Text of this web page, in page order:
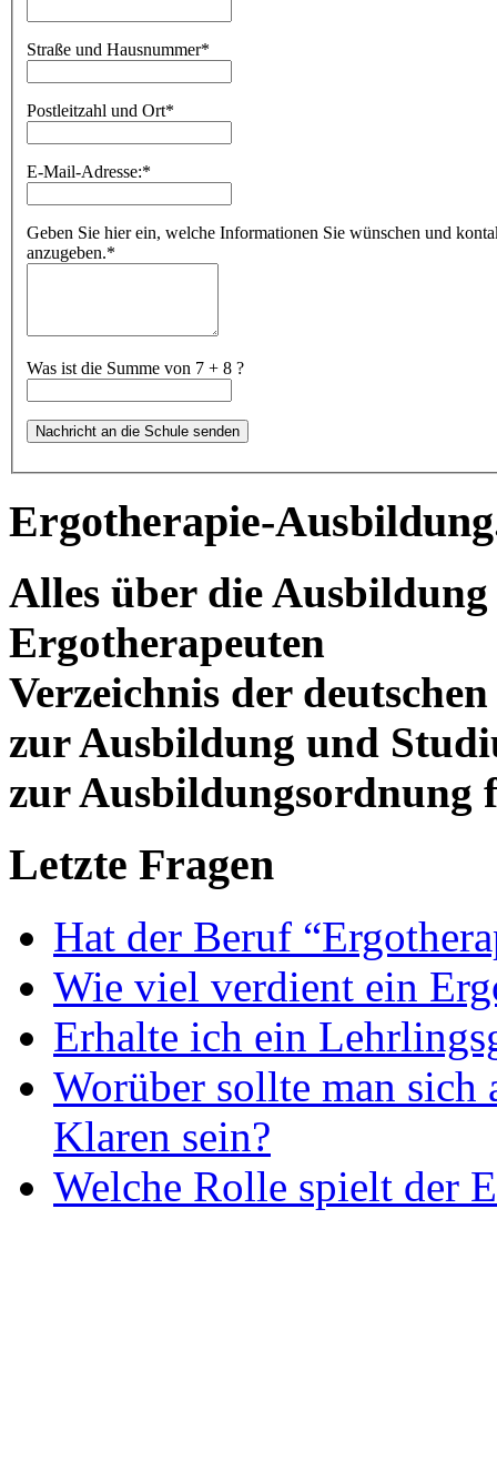
Straße und Hausnummer*
Postleitzahl und Ort*
E-Mail-Adresse:*
Geben Sie hier ein, welche Informationen Sie wünschen und
anzugeben.*
Was ist die Summe von 7 + 8 ?
Ergotherapie-
Alles über die
Ergotherapeuten
Verzeichnis der
zur Ausbildung und
zur Ausbildungsordnung
Letzte Fragen
Hat der Beruf
Wie viel verdient ein
Erhalte ich ein
Worüber sollte man sich
Klaren sein?
Welche Rolle spielt der